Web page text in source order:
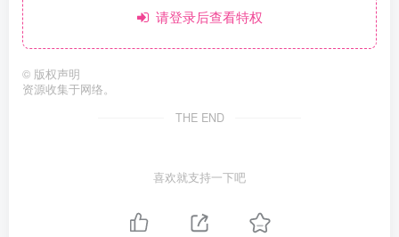
请登录后查看特权
© 版权声明
资源收集于网络。
THE END
喜欢就支持一下吧